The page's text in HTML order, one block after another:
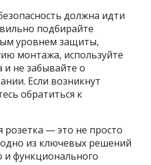
должна идти
подбирайте
уровнем защиты,
монтажа, используйте
и не забывайте о
Если возникнут
обратиться к
розетка — это не просто
из ключевых решений
и функционального